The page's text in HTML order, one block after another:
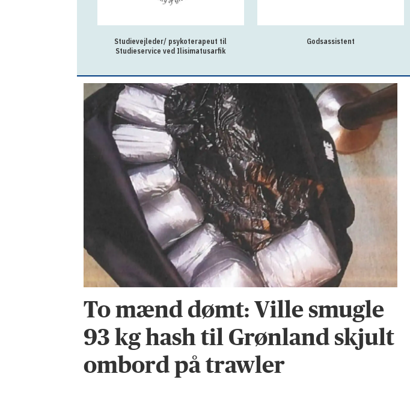
Studievejleder/ psykoterapeut til
Studieservice ved Ilisimatusarfik
Godsassistent
To mænd dømt: Ville smugle
93 kg hash til Grønland skjult
ombord på trawler